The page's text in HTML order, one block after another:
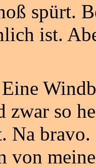
spürt.
ist.
zwar so
Na
von